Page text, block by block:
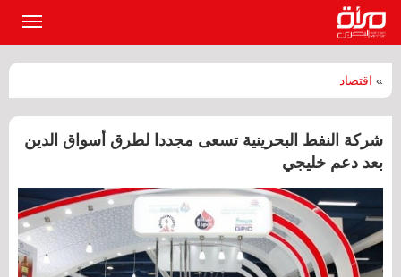
» اقتصاد
شركة النفط البحرينية تسعى مجددا لطرق أسواق الدين
بعد دعم خليجي